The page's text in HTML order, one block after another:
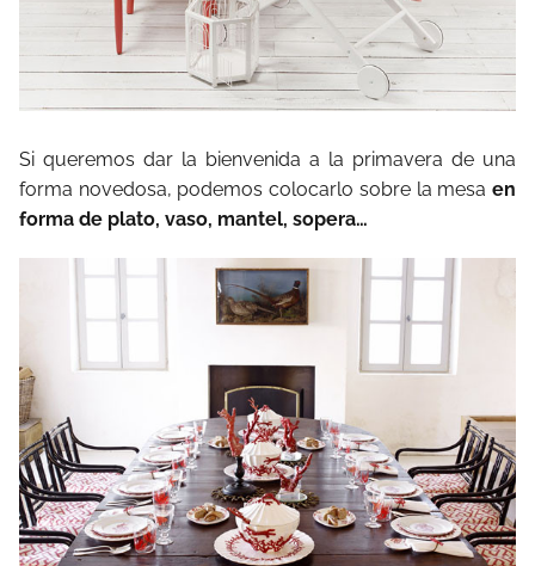
Si queremos dar la bienvenida a la primavera de una
forma novedosa, podemos colocarlo sobre la mesa en
forma de plato, vaso, mantel, sopera…